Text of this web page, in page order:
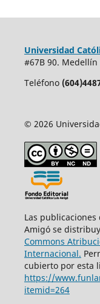
Universidad
#67B 90. Medellín
Teléfono
© 2026
Las
Amigó se
Commons
Internacional.
cubierto por esta
https://
itemid=264